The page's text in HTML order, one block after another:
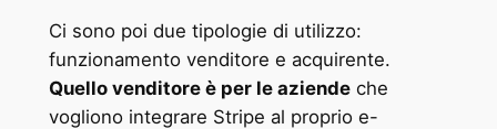
Ci sono poi due tipologie di utilizzo:
funzionamento venditore e acquirente.
Quello venditore è per le aziendeche
vogliono integrare Stripe al proprio e-